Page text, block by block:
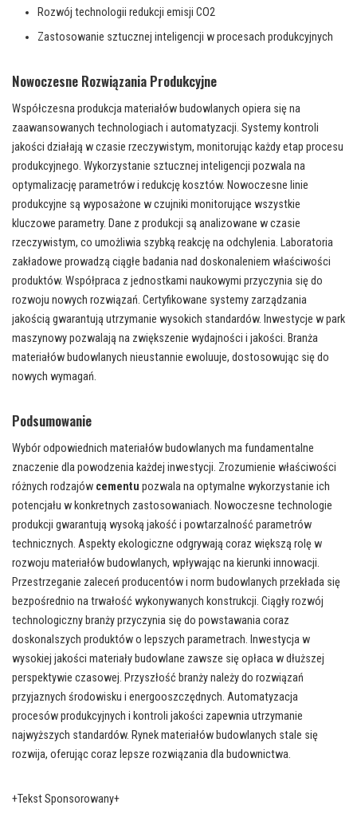
Rozwój technologii redukcji emisji CO2
Zastosowanie sztucznej inteligencji w procesach produkcyjnych
Nowoczesne Rozwiązania Produkcyjne
Współczesna produkcja materiałów budowlanych opiera się na
zaawansowanych technologiach i automatyzacji. Systemy kontroli
jakości działają w czasie rzeczywistym, monitorując każdy etap procesu
produkcyjnego. Wykorzystanie sztucznej inteligencji pozwala na
optymalizację parametrów i redukcję kosztów. Nowoczesne linie
produkcyjne są wyposażone w czujniki monitorujące wszystkie
kluczowe parametry. Dane z produkcji są analizowane w czasie
rzeczywistym, co umożliwia szybką reakcję na odchylenia. Laboratoria
zakładowe prowadzą ciągłe badania nad doskonaleniem właściwości
produktów. Współpraca z jednostkami naukowymi przyczynia się do
rozwoju nowych rozwiązań. Certyfikowane systemy zarządzania
jakością gwarantują utrzymanie wysokich standardów. Inwestycje w park
maszynowy pozwalają na zwiększenie wydajności i jakości. Branża
materiałów budowlanych nieustannie ewoluuje, dostosowując się do
nowych wymagań.
Podsumowanie
Wybór odpowiednich materiałów budowlanych ma fundamentalne
znaczenie dla powodzenia każdej inwestycji. Zrozumienie właściwości
różnych rodzajów cementu pozwala na optymalne wykorzystanie ich
potencjału w konkretnych zastosowaniach. Nowoczesne technologie
produkcji gwarantują wysoką jakość i powtarzalność parametrów
technicznych. Aspekty ekologiczne odgrywają coraz większą rolę w
rozwoju materiałów budowlanych, wpływając na kierunki innowacji.
Przestrzeganie zaleceń producentów i norm budowlanych przekłada się
bezpośrednio na trwałość wykonywanych konstrukcji. Ciągły rozwój
technologiczny branży przyczynia się do powstawania coraz
doskonalszych produktów o lepszych parametrach. Inwestycja w
wysokiej jakości materiały budowlane zawsze się opłaca w dłuższej
perspektywie czasowej. Przyszłość branży należy do rozwiązań
przyjaznych środowisku i energooszczędnych. Automatyzacja
procesów produkcyjnych i kontroli jakości zapewnia utrzymanie
najwyższych standardów. Rynek materiałów budowlanych stale się
rozwija, oferując coraz lepsze rozwiązania dla budownictwa.
+Tekst Sponsorowany+